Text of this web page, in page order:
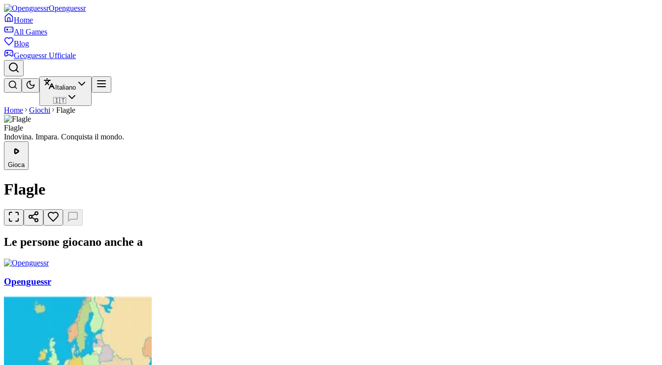
Openguessr
Home
All Games
Blog
Geoguessr Ufficiale
Italiano
🇮🇹
Home Giochi Flagle
Flagle
Indovina. Impara. Conquista il mondo.
Gioca
Flagle
Le persone giocano anche a
Openguessr